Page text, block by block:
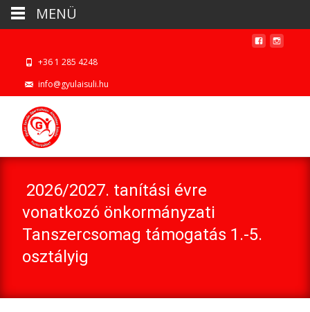
+36 1 285 4248
info@gyulaisuli.hu
2026/2027. tanítási évre
vonatkozó önkormányzati
Tanszercsomag támogatás 1.-5.
osztályig
MENÜ